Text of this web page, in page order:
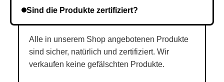
Sind die Produkte zertifiziert?
Alle in unserem Shop angebotenen Produkte
sind sicher, natürlich und zertifiziert. Wir
verkaufen keine gefälschten Produkte.